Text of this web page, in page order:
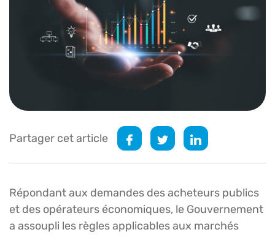
Partager cet article
Répondant aux demandes des acheteurs publics
et des opérateurs économiques, le Gouvernement
a assoupli les règles applicables aux marchés